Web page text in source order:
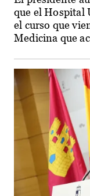
que el Hospital
el curso que
Medicina que